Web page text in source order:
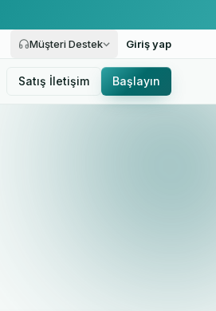
Müşteri Destek Giriş yap
Satış İletişim Başlayın